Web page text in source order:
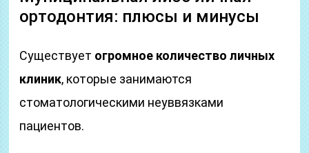
ортодонтия: плюсы и минусы
Существует огромное количество личных
клиник, которые занимаются
стоматологическими неуввязками
пациентов.